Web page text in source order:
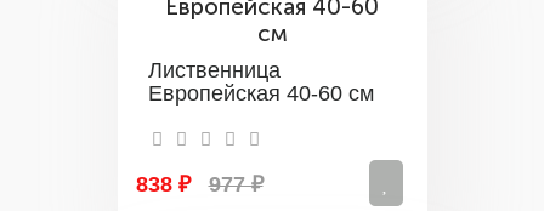
Лиственница
Европейская 40-60 см
838 ₽ 977 ₽